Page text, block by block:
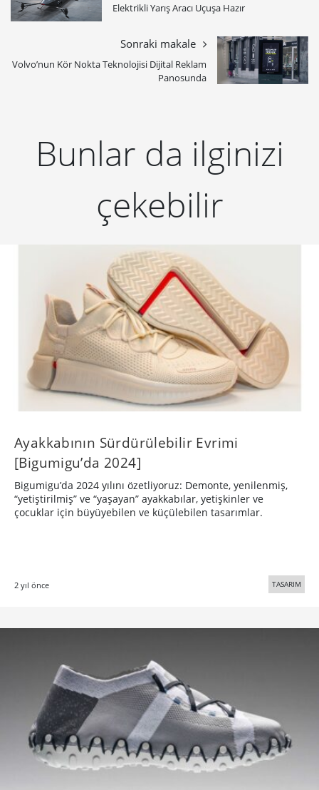
Elektrikli Yarış Aracı Uçuşa Hazır
Sonraki makale
Volvo’nun Kör Nokta Teknolojisi Dijital Reklam
Panosunda
Bunlar da ilginizi
çekebilir
Ayakkabının Sürdürülebilir Evrimi
[Bigumigu’da 2024]
Bigumigu’da 2024 yılını özetliyoruz: Demonte, yenilenmiş,
“yetiştirilmiş” ve “yaşayan” ayakkabılar, yetişkinler ve
çocuklar için büyüyebilen ve küçülebilen tasarımlar.
2 yıl önce TASARIM